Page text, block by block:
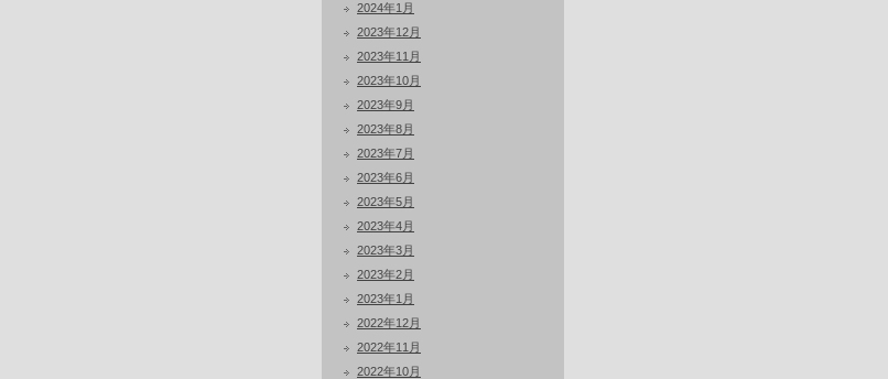
2024年1月
2023年12月
2023年11月
2023年10月
2023年9月
2023年8月
2023年7月
2023年6月
2023年5月
2023年4月
2023年3月
2023年2月
2023年1月
2022年12月
2022年11月
2022年10月